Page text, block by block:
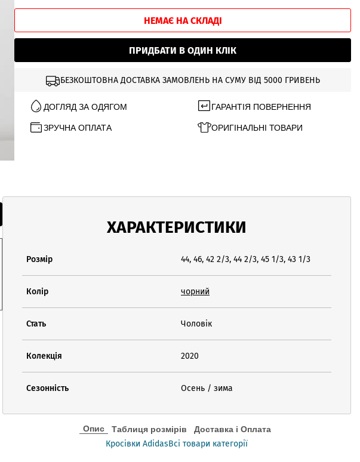
НЕМАЄ НА СКЛАДІ
ПРИДБАТИ В ОДИН КЛІК
БЕЗКОШТОВНА ДОСТАВКА ЗАМОВЛЕНЬ НА СУМУ ВІД 5000 ГРИВЕНЬ
ДОГЛЯД ЗА ОДЯГОМ ГАРАНТІЯ ПОВЕРНЕННЯ
ЗРУЧНА ОПЛАТА ОРИГІНАЛЬНІ ТОВАРИ
ХАРАКТЕРИСТИКИ
Розмір 44, 46, 42 2/3, 44 2/3, 45 1/3, 43 1/3
Колір чорний
Стать Чоловік
Колекція 2020
Сезонність Осень / зима
Опис Таблиця розмірів Доставка і Оплата
Кросівки AdidasВсі товари категорії